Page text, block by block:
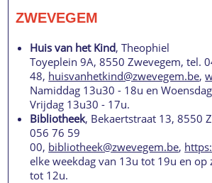
ZWEVEGEM
Huis van het Kind, Theophiel
Toyeplein 9A, 8550 Zwevegem, tel.
48, huisvanhetkind@zwevegem.be,
Namiddag 13u30 - 18u en
Vrijdag 13u30 - 17u.
Bibliotheek, Bekaertstraat 13, 8550
056 76 59
00, bibliotheek@zwevegem.be,
elke weekdag van 13u tot 19u en op
tot 12u.